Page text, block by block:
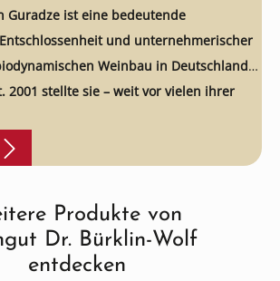
Guradze ist eine bedeutende
und unternehmerischer
Weinbau in Deutschland
2001 stellte sie – weit vor vielen ihrer
Weinbau um. Das Weingut in
über ein gesundes und stabiles
war Bettina Bürklin-von
voraus. Ihre Rieslinge zählen heute zu
überspringen
Produkte von
Dr. Bürklin-Wolf
entdecken